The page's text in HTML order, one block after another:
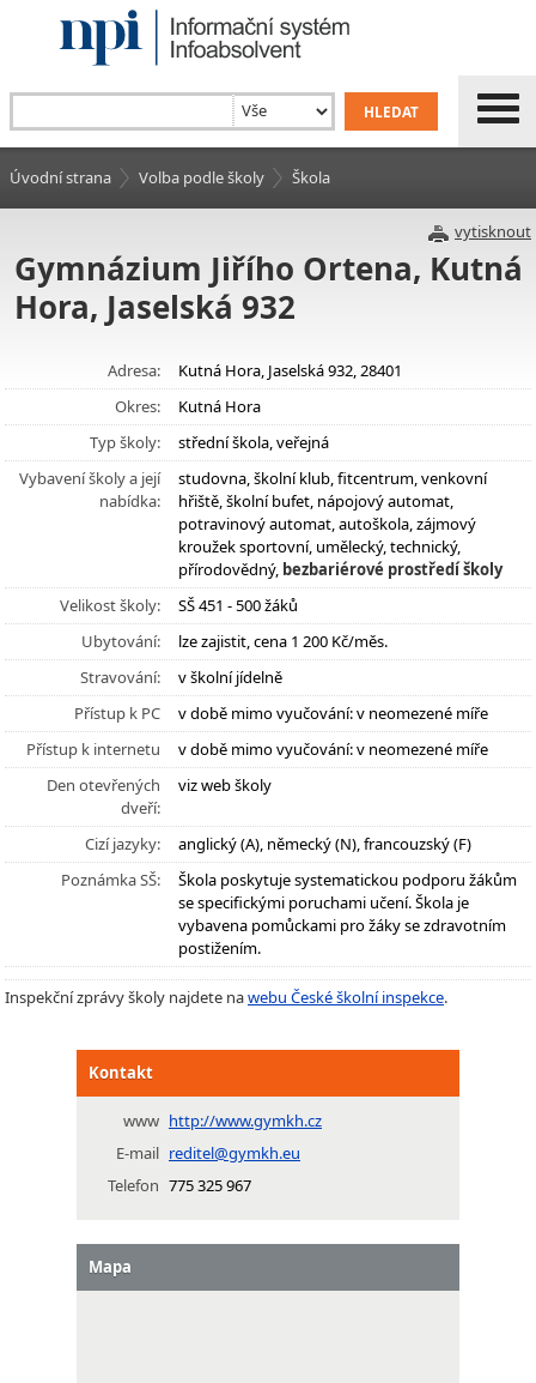
Úvodní strana Volba podle školy Škola
vytisknout
Gymnázium Jiřího Ortena, Kutná
Hora, Jaselská 932
Adresa:
Kutná Hora, Jaselská 932, 28401
Okres:
Kutná Hora
Typ školy:
střední škola, veřejná
Vybavení školy a její
nabídka:
studovna, školní klub, fitcentrum, venkovní
hřiště, školní bufet, nápojový automat,
potravinový automat, autoškola, zájmový
kroužek sportovní, umělecký, technický,
přírodovědný, bezbariérové prostředí školy
Velikost školy:
SŠ 451 - 500 žáků
Ubytování:
lze zajistit, cena 1 200 Kč/měs.
Stravování:
v školní jídelně
Přístup k PC
v době mimo vyučování: v neomezené míře
Přístup k internetu
v době mimo vyučování: v neomezené míře
Den otevřených
dveří:
viz web školy
Cizí jazyky:
anglický (A), německý (N), francouzský (F)
Poznámka SŠ:
Škola poskytuje systematickou podporu žákům
se specifickými poruchami učení. Škola je
vybavena pomůckami pro žáky se zdravotním
postižením.
Inspekční zprávy školy najdete nawebu České školní inspekce.
Kontakt
www http://www.gymkh.cz
E-mail reditel@gymkh.eu
Telefon 775 325 967
Mapa